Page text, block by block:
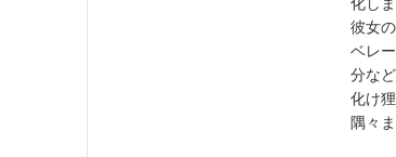
化しま
彼女
ベレ
分な
化け
隅々